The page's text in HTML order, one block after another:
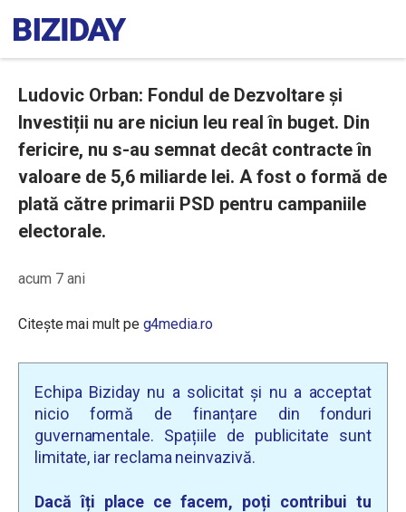
Ludovic Orban: Fondul de Dezvoltare și
Investiții nu are niciun leu real în buget. Din
fericire, nu s-au semnat decât contracte în
valoare de 5,6 miliarde lei. A fost o formă de
plată către primarii PSD pentru campaniile
electorale.
acum 7 ani
Citește mai mult pe g4media.ro
Echipa Biziday nu a solicitat și nu a acceptat
nicio formă de finanțare din fonduri
guvernamentale. Spațiile de publicitate sunt
limitate, iar reclama neinvazivă.
Dacă îți place ce facem, poți contribui tu